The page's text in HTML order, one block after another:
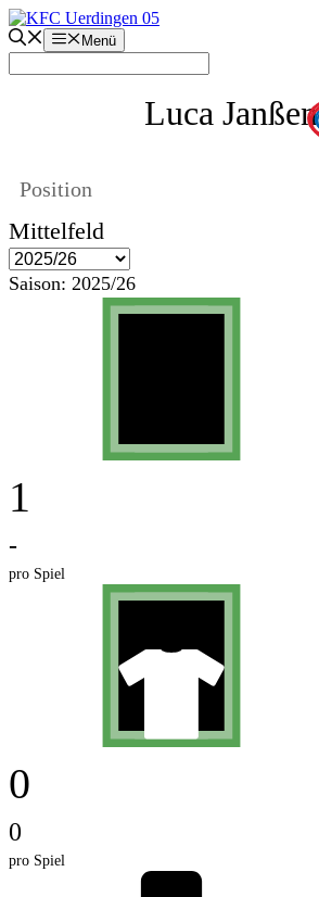
Zum
Inhalt
springen
Menü
Luca Janßen
Position
Mittelfeld
Saison: 2025/26
1
-
pro Spiel
0
0
pro Spiel